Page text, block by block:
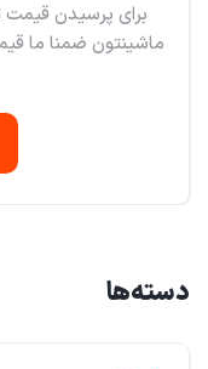
برای پرسیدن قیمت
ماشینتون ضمنا ما
دسته‌ها